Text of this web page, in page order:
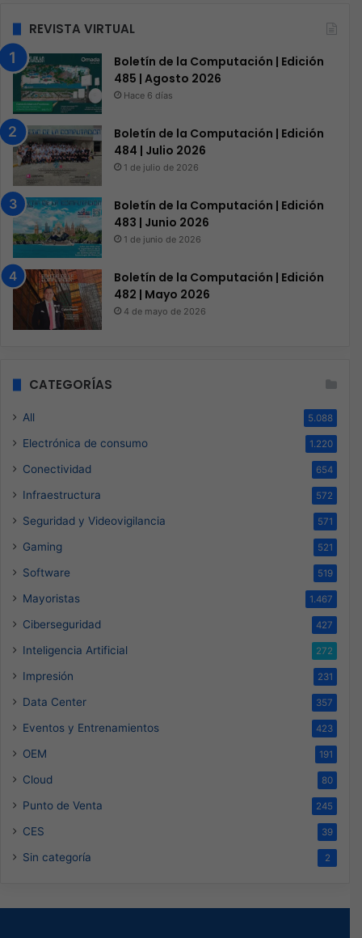
REVISTA VIRTUAL
Boletín de la Computación | Edición
485 | Agosto 2026
Hace 6 días
Boletín de la Computación | Edición
484 | Julio 2026
1 de julio de 2026
Boletín de la Computación | Edición
483 | Junio 2026
1 de junio de 2026
Boletín de la Computación | Edición
482 | Mayo 2026
4 de mayo de 2026
CATEGORÍAS
All 5.088
Electrónica de consumo 1.220
Conectividad 654
Infraestructura 572
Seguridad y Videovigilancia 571
Gaming 521
Software 519
Mayoristas 1.467
Ciberseguridad 427
Inteligencia Artificial 272
Impresión 231
Data Center 357
Eventos y Entrenamientos 423
OEM 191
Cloud 80
Punto de Venta 245
CES 39
Sin categoría 2